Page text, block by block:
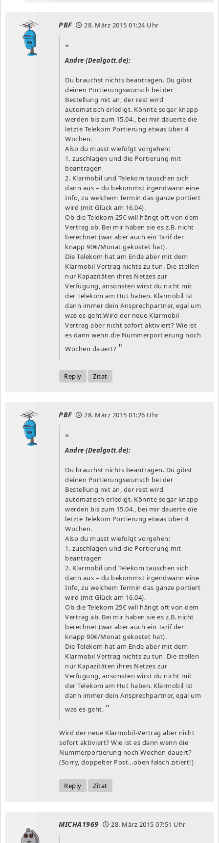
PBF 28. März 2015 01:24 Uhr
Andre (Dealgott.de):
Du brauchst nichts beantragen. Du gibst
deinen Portierungswunsch bei der
Bestellung mit an, der rest wird
automatisch erledigt. Könnte sogar knapp
werden bis zum 15.04., bei mir dauerte die
letzte Telekom Portierung etwas über 4
Wochen.
Also du musst wiefolgt vorgehen:
1. zuschlagen und die Portierung mit
beantragen
2. Klarmobil und Telekom tauschen sich
dann aus – du bekommst irgendwann eine
Info, zu welchem Termin das ganze portiert
wird (mit Glück am 16.04).
Ob die Telekom 25€ will hängt oft von dem
Vertrag ab. Bei mir haben sie es z.B. nicht
berechnet (war aber auch ein Tarif der
knapp 90€/Monat gekostet hat).
Die Telekom hat am Ende aber mit dem
Klarmobil Vertrag nichts zu tun. Die stellen
nur Kapazitäten ihres Netzes zur
Verfügung, ansonsten wirst du nicht mit
der Telekom am Hut haben. Klarmobil ist
dann immer dein Ansprechpartner, egal um
was es geht.Wird der neue Klarmobil-
Vertrag aber nicht sofort aktiviert? Wie ist
es dann wenn die Nummerportierung noch
Wochen dauert?
Reply Zitat
PBF 28. März 2015 01:26 Uhr
Andre (Dealgott.de):
Du brauchst nichts beantragen. Du gibst
deinen Portierungswunsch bei der
Bestellung mit an, der rest wird
automatisch erledigt. Könnte sogar knapp
werden bis zum 15.04., bei mir dauerte die
letzte Telekom Portierung etwas über 4
Wochen.
Also du musst wiefolgt vorgehen:
1. zuschlagen und die Portierung mit
beantragen
2. Klarmobil und Telekom tauschen sich
dann aus – du bekommst irgendwann eine
Info, zu welchem Termin das ganze portiert
wird (mit Glück am 16.04).
Ob die Telekom 25€ will hängt oft von dem
Vertrag ab. Bei mir haben sie es z.B. nicht
berechnet (war aber auch ein Tarif der
knapp 90€/Monat gekostet hat).
Die Telekom hat am Ende aber mit dem
Klarmobil Vertrag nichts zu tun. Die stellen
nur Kapazitäten ihres Netzes zur
Verfügung, ansonsten wirst du nicht mit
der Telekom am Hut haben. Klarmobil ist
dann immer dein Ansprechpartner, egal um
was es geht.
Wird der neue Klarmobil-Vertrag aber nicht
sofort aktiviert? Wie ist es dann wenn die
Nummerportierung noch Wochen dauert?
(Sorry, doppelter Post…oben falsch zitiert!)
Reply Zitat
MICHA1969 28. März 2015 07:51 Uhr